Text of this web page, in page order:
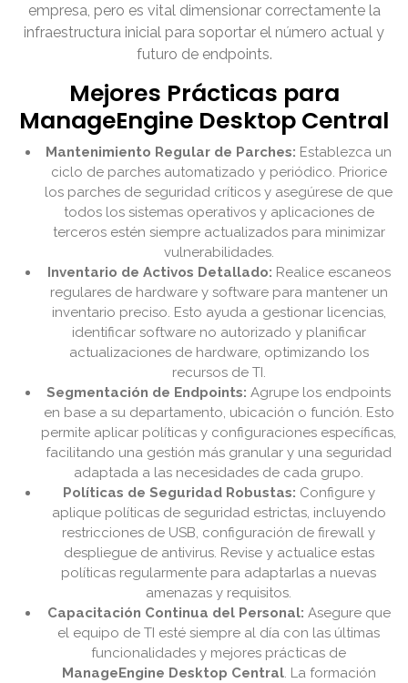
empresa, pero es vital dimensionar correctamente la
infraestructura inicial para soportar el número actual y
futuro de endpoints.
Mejores Prácticas para
ManageEngine Desktop Central
Mantenimiento Regular de Parches: Establezca un
ciclo de parches automatizado y periódico. Priorice
los parches de seguridad críticos y asegúrese de que
todos los sistemas operativos y aplicaciones de
terceros estén siempre actualizados para minimizar
vulnerabilidades.
Inventario de Activos Detallado: Realice escaneos
regulares de hardware y software para mantener un
inventario preciso. Esto ayuda a gestionar licencias,
identificar software no autorizado y planificar
actualizaciones de hardware, optimizando los
recursos de TI.
Segmentación de Endpoints: Agrupe los endpoints
en base a su departamento, ubicación o función. Esto
permite aplicar políticas y configuraciones específicas,
facilitando una gestión más granular y una seguridad
adaptada a las necesidades de cada grupo.
Políticas de Seguridad Robustas: Configure y
aplique políticas de seguridad estrictas, incluyendo
restricciones de USB, configuración de firewall y
despliegue de antivirus. Revise y actualice estas
políticas regularmente para adaptarlas a nuevas
amenazas y requisitos.
Capacitación Continua del Personal: Asegure que
el equipo de TI esté siempre al día con las últimas
funcionalidades y mejores prácticas de
ManageEngine Desktop Central. La formación